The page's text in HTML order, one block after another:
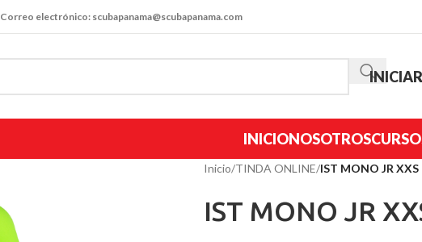
Correo electrónico: scubapanama@scubapanama.com
INICIONOSOTROS
Inicio/TINDA ONLINE/IST MONO JR
IST MONO JR